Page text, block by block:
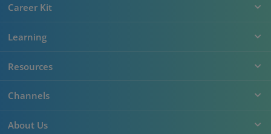
Career Kit
Learning
Resources
Channels
About Us